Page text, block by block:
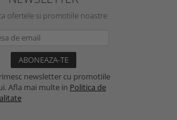
ofertele si promotiile noastre
newsletter cu promotiile
Afla mai multe in Politica de